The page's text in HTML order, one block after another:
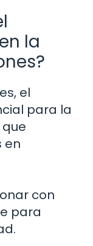
la
el
para la
en
con
para